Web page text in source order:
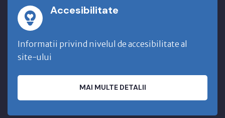
Accesibilitate
Informatii privind nivelul de accesibilitate al
site-ului
MAI MULTE DETALII